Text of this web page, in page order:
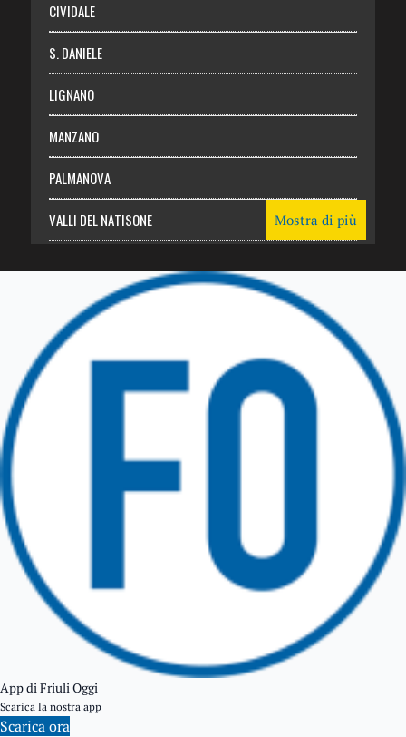
CIVIDALE
S. DANIELE
LIGNANO
MANZANO
PALMANOVA
VALLI DEL NATISONE
TRICESIMO
TARCENTO
GEMONA DEL FRIULI
Mostra di più
App di Friuli Oggi
Scarica la nostra app
Scarica ora